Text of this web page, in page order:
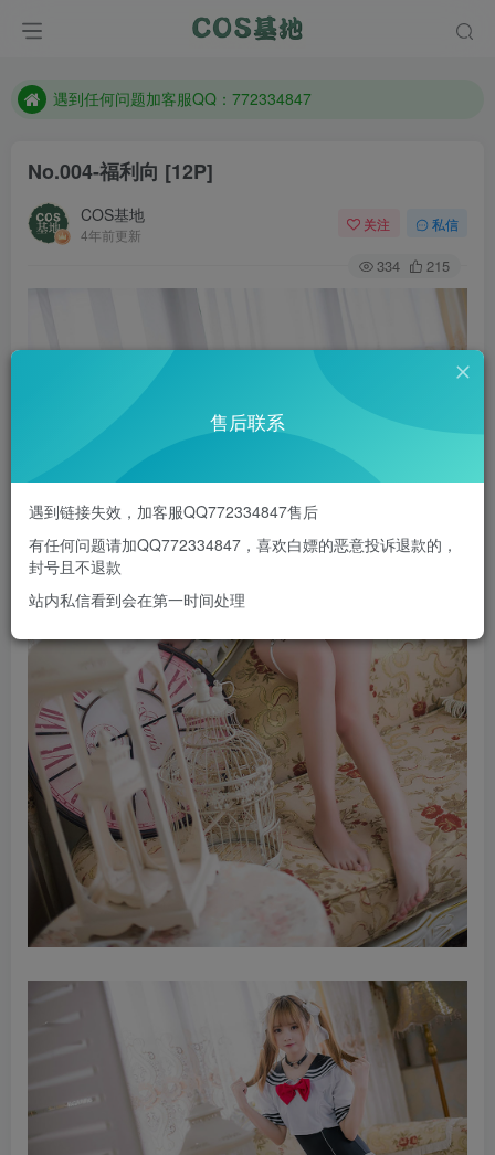
防失联：百度搜索《一七天佳》，实时查看最新站点。
遇到任何问题加客服QQ：772334847
No.004-福利向 [12P]
COS基地
4年前更新
关注 私信
334 215
售后联系
遇到链接失效，加客服QQ772334847售后
有任何问题请加QQ772334847，喜欢白嫖的恶意投诉退款的，
封号且不退款
站内私信看到会在第一时间处理